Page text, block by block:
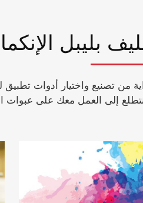
بليبل
تصنيع واختيار أدوات تطبيق
نتطلع إلى العمل معك على عبوات